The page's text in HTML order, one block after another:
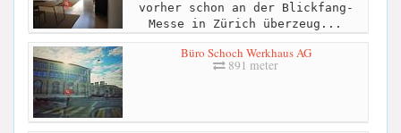
vorher schon an der Blickfang-
Messe in Zürich überzeug...
Büro Schoch Werkhaus AG
891 meter